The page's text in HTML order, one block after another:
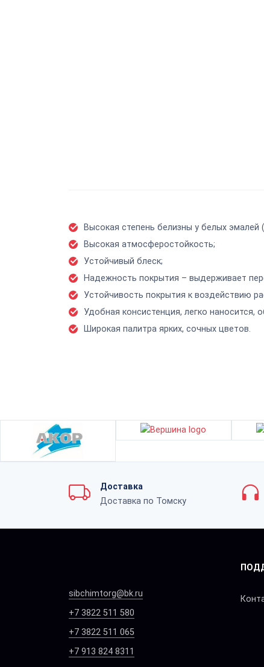
Высокая степень белизны у белых эмалей
Высокая атмосферостойкость;
Устойчивый блеск;
Надежность покрытия – выдерживает
Устойчивость покрытия к воздействию
Удобная консистенция, легко наносится,
Широкая палитра ярких, сочных цветов.
Доставка
Доставка по Томску
sibchimtorg@bk.ru
+7 3822 511 580
+7 3822 511 065
+7 913 824 8311